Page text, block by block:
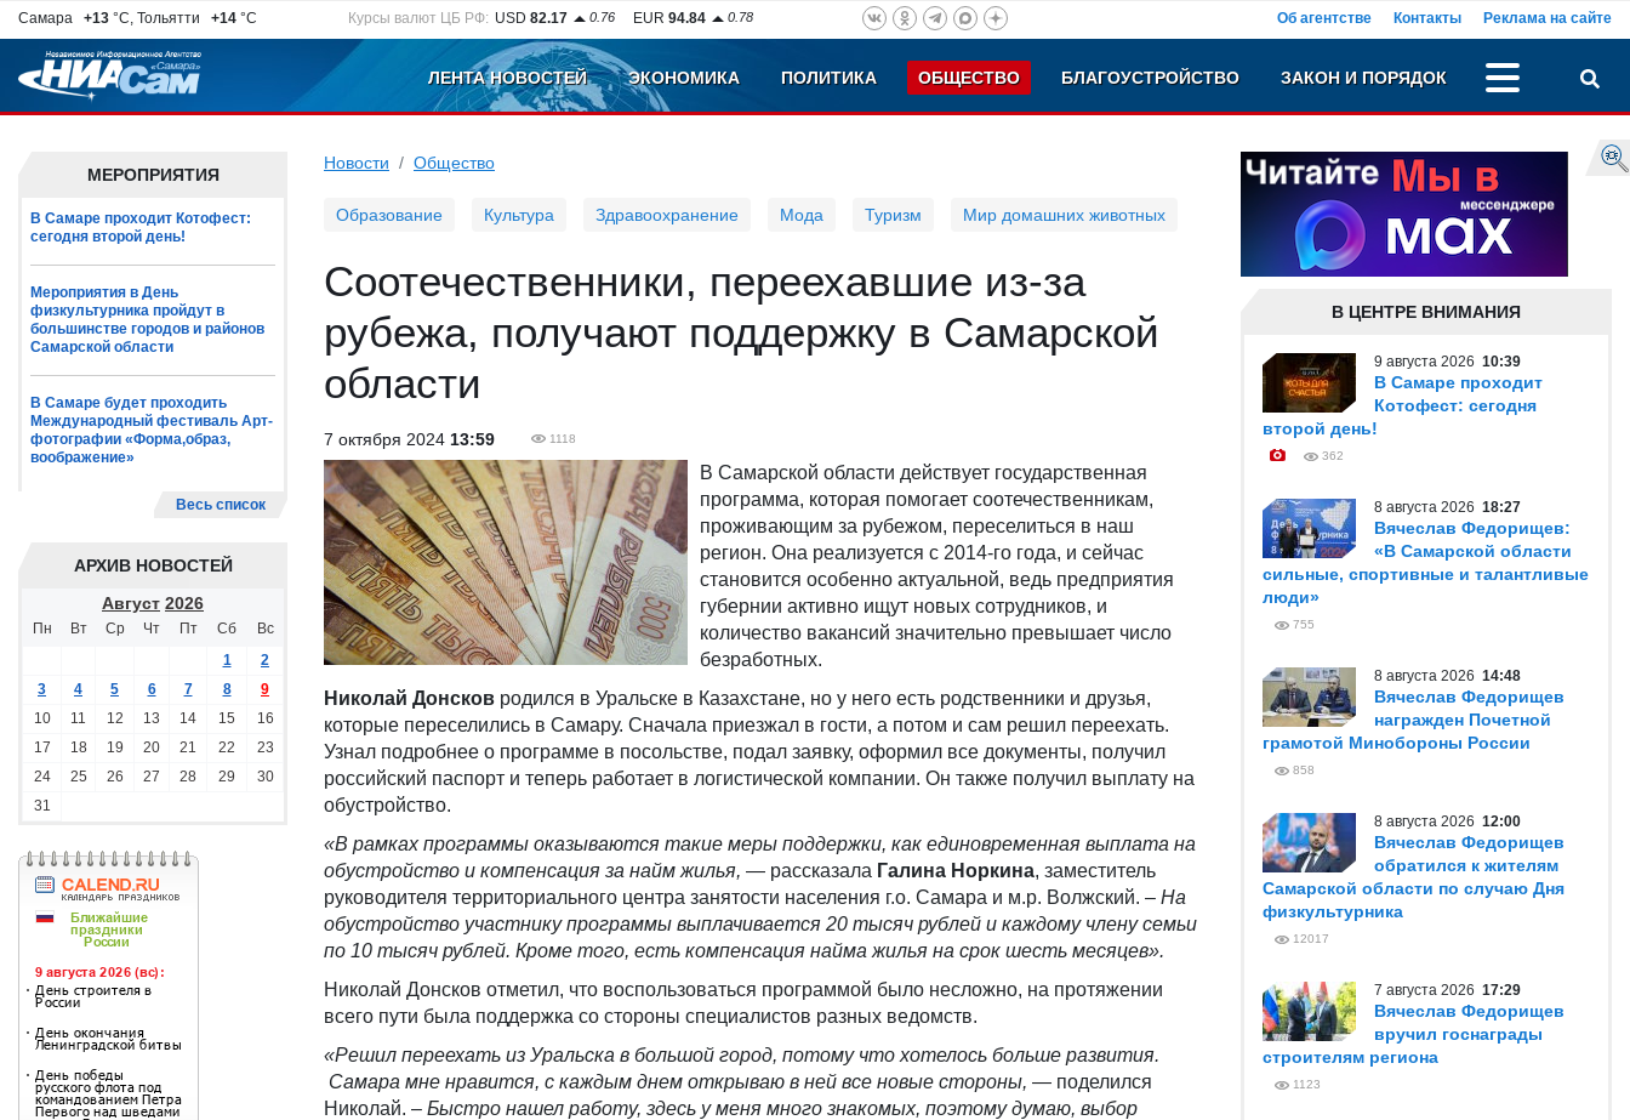
Самара +13 °C, Тольятти +14 °C Курсы валют ЦБ РФ: USD 82.17 0.76 EUR 94.84 0.78 Об агентстве Контакты Реклама на сайте
ЛЕНТА НОВОСТЕЙ ЭКОНОМИКА ПОЛИТИКА ОБЩЕСТВО БЛАГОУСТРОЙСТВО ЗАКОН И ПОРЯДОК
МЕРОПРИЯТИЯ
В Самаре проходит Котофест:
сегодня второй день!
Мероприятия в День
физкультурника пройдут в
большинстве городов и районов
Самарской области
В Самаре будет проходить
Международный фестиваль Арт-
фотографии «Форма,образ,
воображение»
Весь список
АРХИВ НОВОСТЕЙ
Август 2026
Пн Вт Ср Чт Пт Сб
Вс
1
2
3
4 5 6 7 8
9
10
11 12 13 14 15
16
17
18 19 20 21 22
23
24
25 26 27 28 29
30
31
Новости Общество
Образование Культура Здравоохранение Мода Туризм Мир домашних животных
Соотечественники, переехавшие из-за
рубежа, получают поддержку в Самарской
области
7 октября 2024 13:59 1118
В Самарской области действует государственная
программа, которая помогает соотечественникам,
проживающим за рубежом, переселиться в наш
регион. Она реализуется с 2014-го года, и сейчас
становится особенно актуальной, ведь предприятия
губернии активно ищут новых сотрудников, и
количество вакансий значительно превышает число
безработных.
Николай Донсков родился в Уральске в Казахстане, но у него есть родственники и друзья,
которые переселились в Самару. Сначала приезжал в гости, а потом и сам решил переехать.
Узнал подробнее о программе в посольстве, подал заявку, оформил все документы, получил
российский паспорт и теперь работает в логистической компании. Он также получил выплату на
обустройство.
«В рамках программы оказываются такие меры поддержки, как единовременная выплата на
обустройство и компенсация за найм жилья, — рассказала Галина Норкина, заместитель
руководителя территориального центра занятости населения г.о. Самара и м.р. Волжский. – На
обустройство участнику программы выплачивается 20 тысяч рублей и каждому члену семьи
по 10 тысяч рублей. Кроме того, есть компенсация найма жилья на срок шесть месяцев».
Николай Донсков отметил, что воспользоваться программой было несложно, на протяжении
всего пути была поддержка со стороны специалистов разных ведомств.
«Решил переехать из Уральска в большой город, потому что хотелось больше развития.
Самара мне нравится, с каждым днем открываю в ней все новые стороны, — поделился
Николай. – Быстро нашел работу, здесь у меня много знакомых, поэтому думаю, выбор
В ЦЕНТРЕ ВНИМАНИЯ
9 августа 2026 10:39
В Самаре проходит
Котофест: сегодня
второй день!
362
8 августа 2026 18:27
Вячеслав Федорищев:
«В Самарской области
сильные, спортивные и талантливые
люди»
755
8 августа 2026 14:48
Вячеслав Федорищев
награжден Почетной
грамотой Минобороны России
858
8 августа 2026 12:00
Вячеслав Федорищев
обратился к жителям
Самарской области по случаю Дня
физкультурника
12017
7 августа 2026 17:29
Вячеслав Федорищев
вручил госнаграды
строителям региона
1123